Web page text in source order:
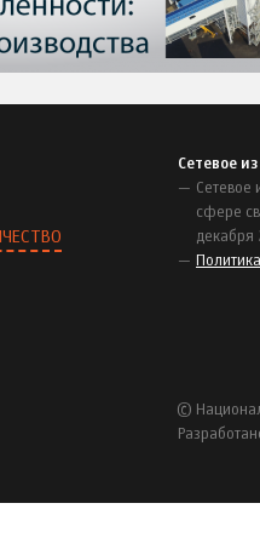
Сетевое
Сетевое
сфере
декабря
©